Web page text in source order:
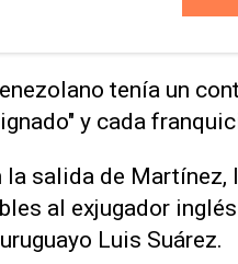
tenía un
y cada
la salida de Martínez,
al exjugador
Luis Suárez.